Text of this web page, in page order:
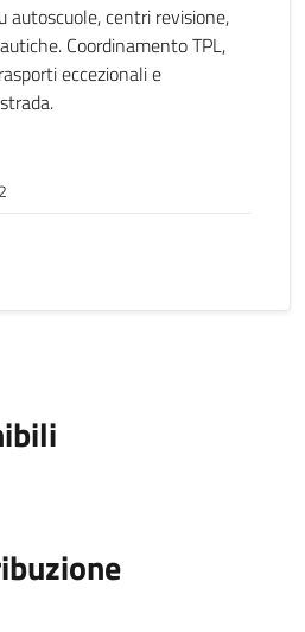
autoscuole, centri revisione,
Coordinamento TPL,
eccezionali e